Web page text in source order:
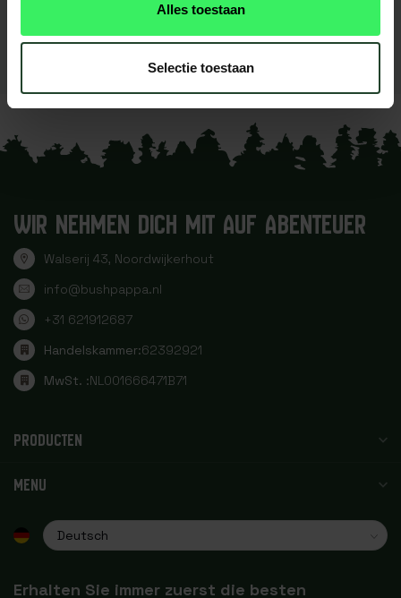
Alles toestaan
Selectie toestaan
Diese produkt had noch
keine reviews
WIR NEHMEN DICH MIT AUF ABENTEUER
Walserij 43, Noordwijkerhout
info@bushpappa.nl
+31 621912687
Handelskammer:62392921
MwSt. :NL001666471B71
PRODUCTEN
MENU
Erhalten Sie immer zuerst die besten